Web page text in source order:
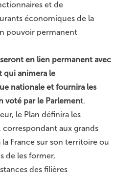
et de
économiques de la
pouvoir permanent
en lien permanent avec
qui animera le
nationale et fournira les
voté par le Parlement.
le Plan définira les
correspondant aux grands
France sur son territoire ou
de les former,
des filières